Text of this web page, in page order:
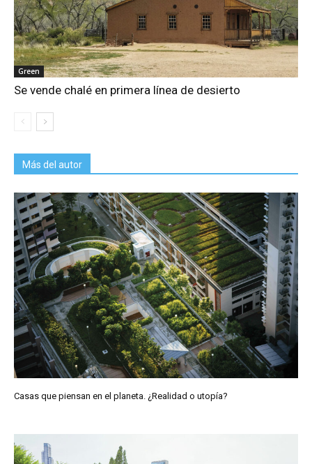
Green
Se vende chalé en primera línea de desierto
Más del autor
Casas que piensan en el planeta. ¿Realidad o utopía?